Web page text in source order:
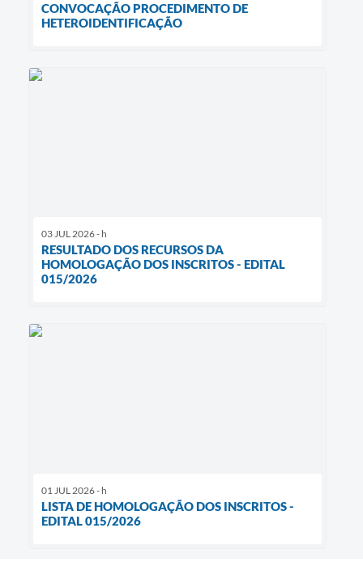
CONVOCAÇÃO PROCEDIMENTO DE
HETEROIDENTIFICAÇÃO
03 JUL 2026 - h
RESULTADO DOS RECURSOS DA
HOMOLOGAÇÃO DOS INSCRITOS - EDITAL
015/2026
01 JUL 2026 - h
LISTA DE HOMOLOGAÇÃO DOS INSCRITOS -
EDITAL 015/2026